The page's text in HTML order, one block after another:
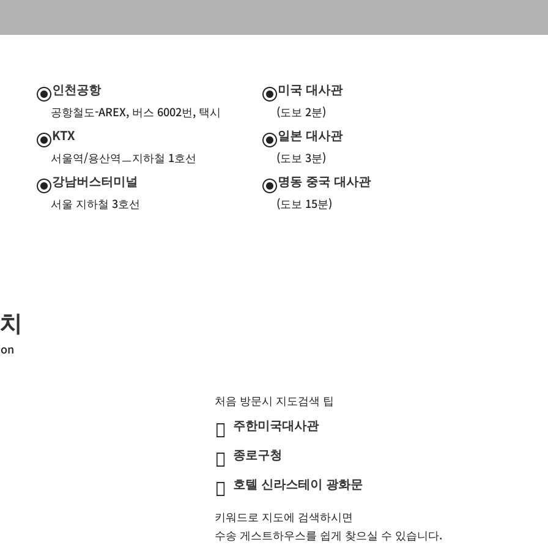
\인천공항
공항철도-AREX, 버스 6002번, 택시
\KTX
서울역/용산역ㅡ지하철 1호선
\강남버스터미널
서울 지하철 3호선
\미국 대사관
(도보 2분)
\일본 대사관
(도보 3분)
\명동 중국 대사관
(도보 15분)
처음 방문시 지도검색 팁
 주한미국대사관
 종로구청
 호텔 신라스테이 광화문
키워드로 지도에 검색하시면
수송 게스트하우스를 쉽게 찾으실 수 있습니다.